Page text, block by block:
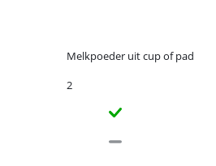
Melkpoeder uit cup of pad
2